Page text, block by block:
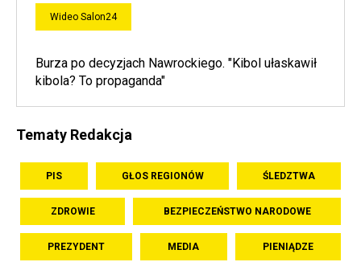
Wideo Salon24
Burza po decyzjach Nawrockiego. "Kibol ułaskawił
kibola? To propaganda"
Tematy Redakcja
PIS GŁOS REGIONÓW ŚLEDZTWA
ZDROWIE BEZPIECZEŃSTWO NARODOWE
PREZYDENT MEDIA PIENIĄDZE